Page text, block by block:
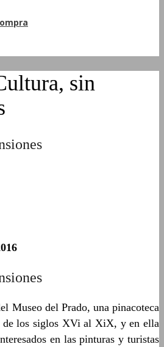
sin
Museo del Prado, una pinacoteca
de los siglos XVi al XiX, y en ella
en las pinturas y turistas